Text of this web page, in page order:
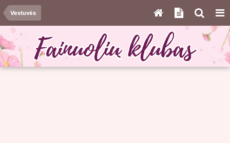
Vestuvės